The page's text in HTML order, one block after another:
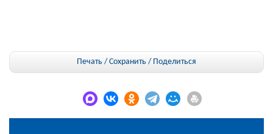
Печать / Сохранить / Поделиться